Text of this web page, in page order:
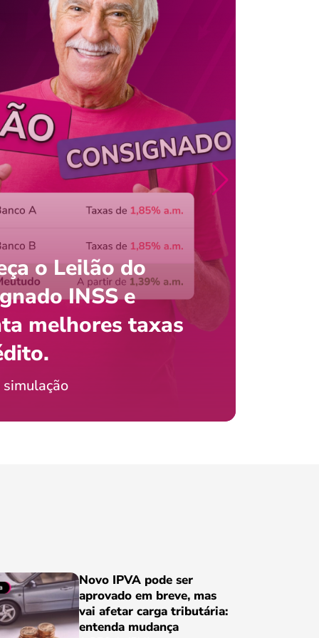
saldo do FGTS pelo
com o celular?
Jordão
o Leilão do
INSS e
melhores taxas
simulação
Novo IPVA pode ser
aprovado em breve, mas
vai afetar carga tributária:
entenda mudança